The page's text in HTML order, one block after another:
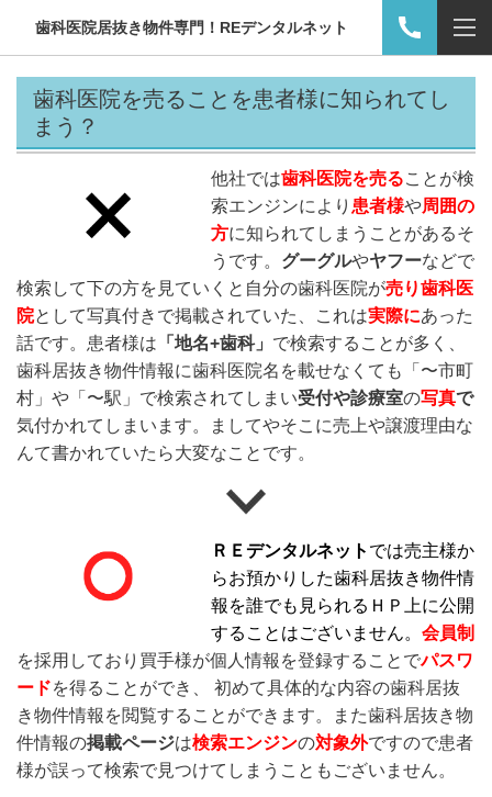
歯科医院居抜き物件専門！REデンタルネット
歯科医院を売ることを患者様に知られてし
まう？
他社では歯科医院を売ることが検
索エンジンにより 患者様や周囲の
方に知られてしまうことがあるそ
うです。 グーグルやヤフーなどで
検索して下の方を見ていくと自分の歯科医院が売り歯科医
院として写真付きで掲載されていた、これは実際にあった
話です。患者様は 「地名+歯科」 で検索することが多く、
歯科居抜き物件情報に歯科医院名を載せなくても「〜市町
村」や「〜駅」で検索されてしまい受付や診療室の写真で
気付かれてしまいます。ましてやそこに売上や譲渡理由な
んて書かれていたら大変なことです。
ＲＥデンタルネット では売主様か
らお預かりした歯科居抜き物件情
報を誰でも見られるＨＰ上に公開
することはございません。会員制
を採用しており買手様が個人情報を登録することでパスワ
ードを得ることができ、 初めて具体的な内容の歯科居抜
き物件情報を閲覧することができます。また歯科居抜き物
件情報の掲載ページは検索エンジンの対象外ですので患者
様が誤って検索で見つけてしまうこともございません。